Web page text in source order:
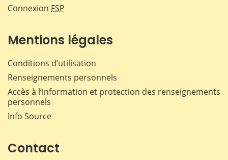
Connexion FSP
Mentions légales
Conditions d’utilisation
Renseignements personnels
Accès à l’information et protection des renseignements
personnels
Info Source
Contact